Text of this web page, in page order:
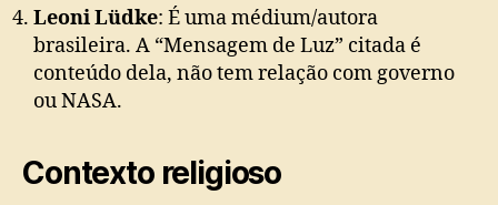
Leoni Lüdke: É uma médium/autora
brasileira. A “Mensagem de Luz” citada é
conteúdo dela, não tem relação com governo
ou NASA.
Contexto religioso